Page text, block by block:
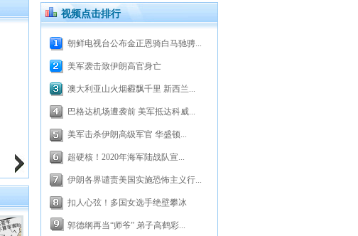
视频点击排行
朝鲜电视台公布金正恩骑白马驰骋...
美军袭击致伊朗高官身亡
澳大利亚山火烟霾飘千里 新西兰...
巴格达机场遭袭前 美军抵达科威...
美军击杀伊朗高级军官 华盛顿...
超硬核！2020年海军陆战队宣...
伊朗各界谴责美国实施恐怖主义行...
扣人心弦！多国女选手绝壁攀冰
郭德纲再当“师爷” 弟子高鹤彩...